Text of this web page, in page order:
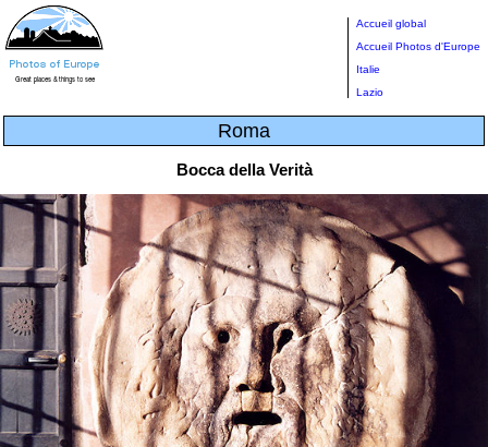
Accueil global
Accueil Photos d'Europe
Italie
Lazio
Roma
Bocca della Verità